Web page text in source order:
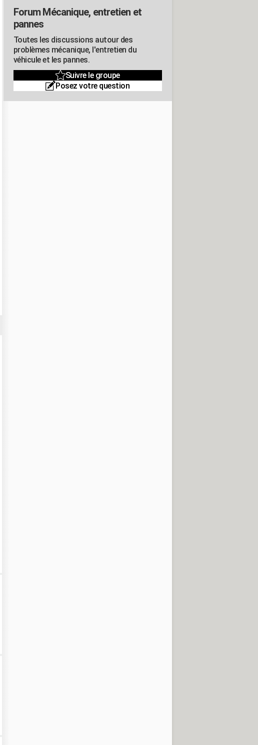
Forum Mécanique, entretien et
pannes
Toutes les discussions autour des
problèmes mécanique, l'entretien du
véhicule et les pannes.
Suivre le groupe
Posez votre question